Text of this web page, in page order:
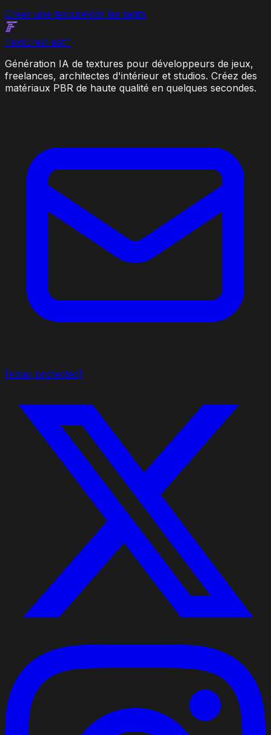
Créer une textureVoir les tarifs
TexturesFast™
Génération IA de textures pour développeurs de jeux,
freelances, architectes d'intérieur et studios. Créez des
matériaux PBR de haute qualité en quelques secondes.
[email protected]